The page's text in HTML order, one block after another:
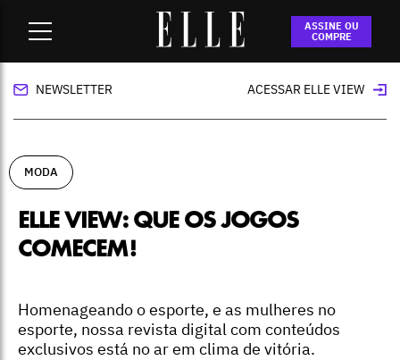
ASSINE OU
COMPRE
ELLE View: que os jogos comecem!
NEWSLETTER ACESSAR ELLE VIEW
MODA
ELLE VIEW: QUE OS JOGOS
COMECEM!
Homenageando o esporte, e as mulheres no
esporte, nossa revista digital com conteúdos
exclusivos está no ar em clima de vitória.